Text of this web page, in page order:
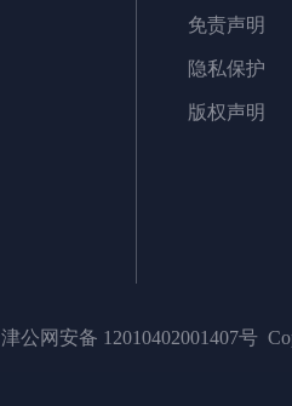
免责声明
隐私保护
版权声明
津公网安备 12010402001407号